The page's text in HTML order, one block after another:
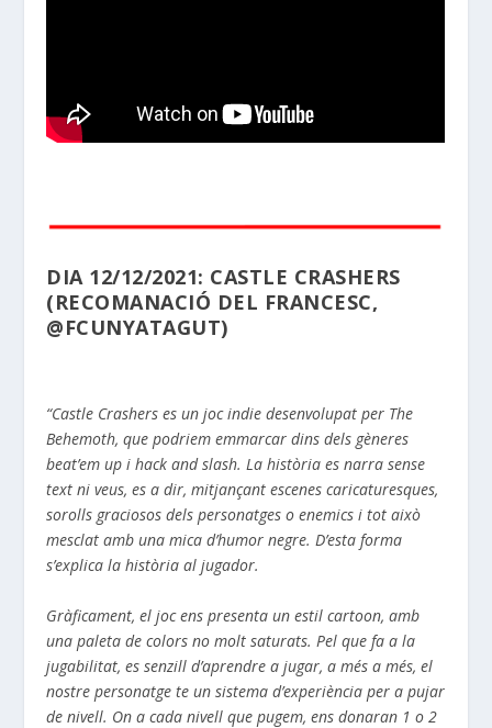
DIA 12/12/2021: CASTLE CRASHERS
(RECOMANACIÓ DEL FRANCESC,
@FCUNYATAGUT)
“Castle Crashers es un joc indie desenvolupat per The
Behemoth, que podriem emmarcar dins dels gèneres
beat’em up i hack and slash. La història es narra sense
text ni veus, es a dir, mitjançant escenes caricaturesques,
sorolls graciosos dels personatges o enemics i tot això
mesclat amb una mica d’humor negre. D’esta forma
s’explica la història al jugador.
Gràficament, el joc ens presenta un estil cartoon, amb
una paleta de colors no molt saturats. Pel que fa a la
jugabilitat, es senzill d’aprendre a jugar, a més a més, el
nostre personatge te un sistema d’experiència per a pujar
de nivell. On a cada nivell que pugem, ens donaran 1 o 2